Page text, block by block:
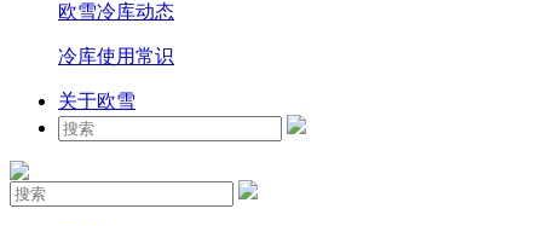
欧雪冷库动态
冷库使用常识
关于欧雪